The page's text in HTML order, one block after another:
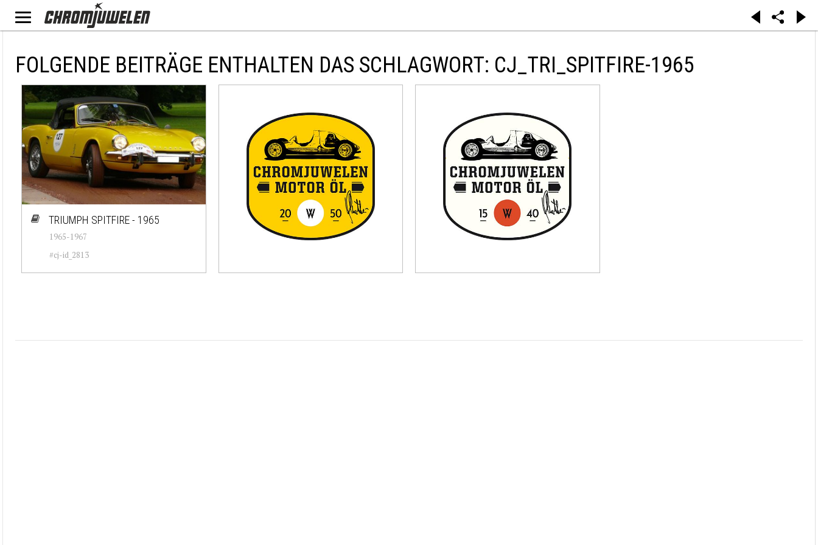
FOLGENDE BEITRÄGE ENTHALTEN DAS SCHLAGWORT: CJ_TRI_SPITFIRE-1965
TRIUMPH SPITFIRE - 1965
1965-1967
#cj-id_2813